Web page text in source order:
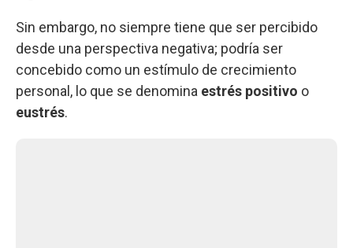
Sin embargo, no siempre tiene que ser percibido
desde una perspectiva negativa; podría ser
concebido como un estímulo de crecimiento
personal, lo que se denomina estrés positivo o
eustrés.